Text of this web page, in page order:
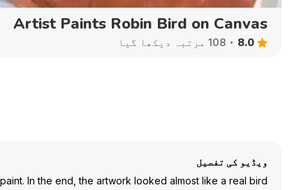
Artist Paints Robin Bird on Canvas
8.0 108 مرتبہ دیکھا گیا
ویڈیو کی تفصیل
In the end, the artwork looked almost like a real bird.